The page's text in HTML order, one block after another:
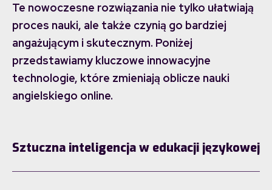
Te nowoczesne rozwiązania nie tylko ułatwiają
proces nauki, ale także czynią go bardziej
angażującym i skutecznym. Poniżej
przedstawiamy kluczowe innowacyjne
technologie, które zmieniają oblicze nauki
angielskiego online.
Sztuczna inteligencja w edukacji językowej